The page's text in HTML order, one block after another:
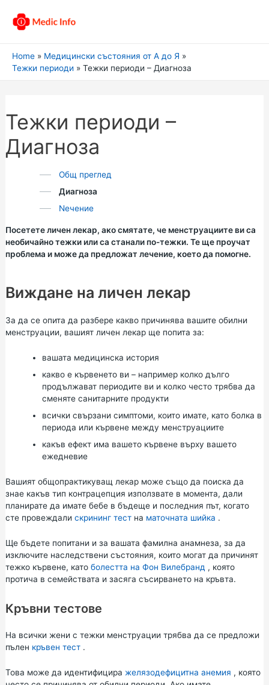
Home
Медицински състояния от А до Я
Тежки периоди
Тежки периоди – Диагноза
Тежки периоди –
Диагноза
Общ преглед
Диагноза
Nечение
Посетете личен лекар, ако смятате, че менструациите ви са
необичайно тежки или са станали по-тежки. Те ще проучат
проблема и може да предложат лечение, което да помогне.
Виждане на личен лекар
За да се опита да разбере какво причинява вашите обилни
менструации, вашият личен лекар ще попита за:
вашата медицинска история
какво е кървенето ви – например колко дълго
продължават периодите ви и колко често трябва да
сменяте санитарните продукти
всички свързани симптоми, които имате, като болка в
периода или кървене между менструациите
какъв ефект има вашето кървене върху вашето
ежедневие
Вашият общопрактикуващ лекар може също да поиска да
знае какъв тип контрацепция използвате в момента, дали
планирате да имате бебе в бъдеще и последния път, когато
сте провеждали скрининг тестна маточната шийка .
Ще бъдете попитани и за вашата фамилна анамнеза, за да
изключите наследствени състояния, които могат да причинят
тежко кървене, като болестта на Фон Вилебранд , която
протича в семействата и засяга съсирването на кръвта.
Кръвни тестове
На всички жени с тежки менструации трябва да се предложи
пълен кръвен тест.
Това може да идентифицира желязодефицитна анемия , която